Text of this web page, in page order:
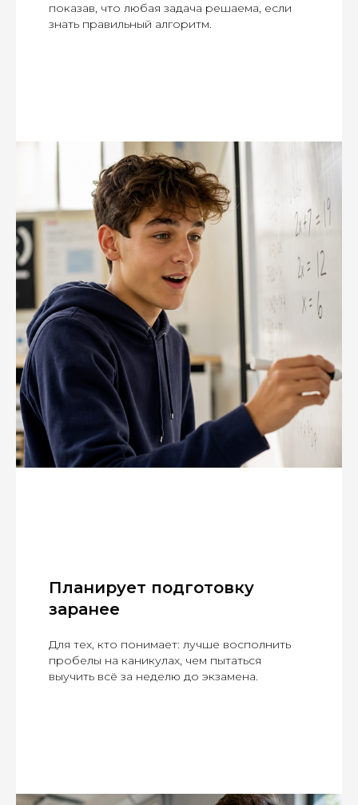
показав, что любая задача решаема, если
знать правильный алгоритм.
Планирует подготовку
заранее
Для тех, кто понимает: лучше восполнить
пробелы на каникулах, чем пытаться
выучить всё за неделю до экзамена.